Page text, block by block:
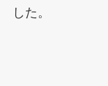
した。